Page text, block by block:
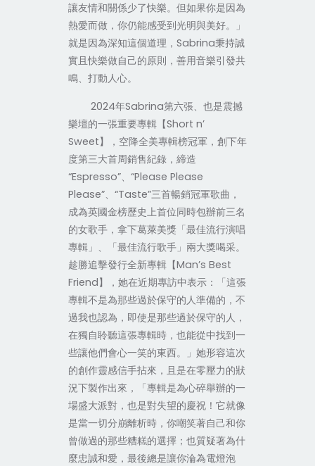
讓友情和關係少了快樂。但如果你是因為
熱愛而做，你仍能感受到光明與美好。」
就是因為深知這個道理， Sabrina秉持誠
實且快樂做自己的原則，善用音樂引發共
鳴、打動人心。
2024年Sabrina第六張、也是震撼
樂壇的一張重要專輯【Short n’
Sweet】，空降全美專輯榜冠軍，創下年
度第三大首周銷售紀錄，締造
“Espresso”、“Please Please
Please”、“Taste”三首暢銷冠軍歌曲，
成為英國金榜歷史上首位同時包辦前三名
的女歌手，拿下葛萊美獎「最佳流行演唱
專輯」、「最佳流行歌手」兩大獎喝采。
趁勝追擊發行全新專輯【Man’s Best
Friend】，她在近期專訪中表示：「這張
專輯不是為那些過於保守的人準備的，不
過我也認為，即使是那些過於保守的人，
在獨自聆聽這張專輯時，也能從中找到一
些讓他們會心一笑的東西。」她形容這次
的創作靈感信手拈來，且是在零壓力的狀
況下製作出來，「專輯是為心碎舉辦的一
場盛大派對，也是對失望的慶祝！它就像
是當一切分崩離析時，你嘲笑著自己和你
曾做過的那些糟糕的選擇；也質疑著為什
麼忠誠和愛，最後總是讓你淪為電燈泡